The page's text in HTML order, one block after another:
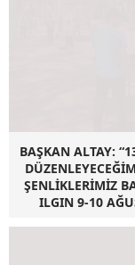
BAŞKAN ALTAY:
ŞENLİKLERİMİZ
ILGIN 9-10